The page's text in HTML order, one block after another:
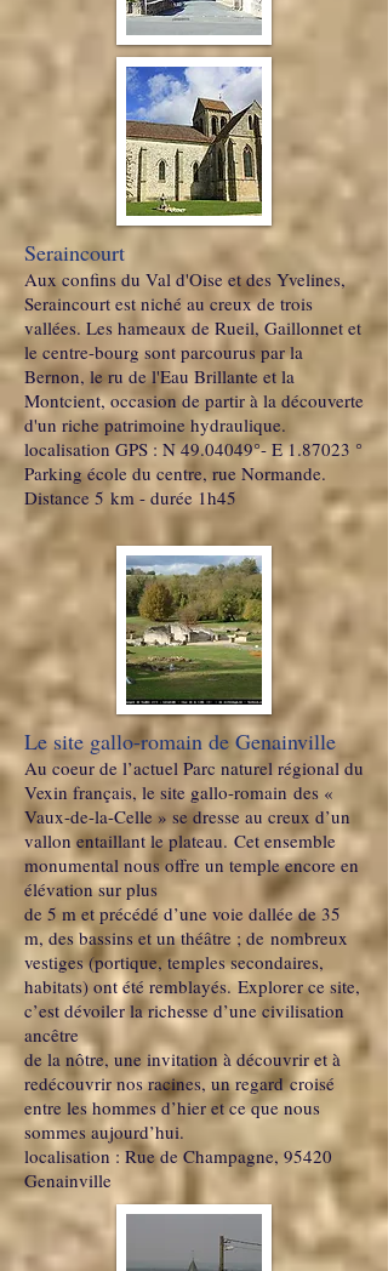
Seraincourt
Aux confins du Val d'Oise et des Yvelines,
Seraincourt est niché au creux de trois
vallées. Les hameaux de Rueil, Gaillonnet et
le centre-bourg sont parcourus par la
Bernon, le ru de l'Eau Brillante et la
Montcient, occasion de partir à la découverte
d'un riche patrimoine hydraulique.
localisation GPS : N 49.04049°- E 1.87023 °
Parking école du centre, rue Normande.
Distance 5 km - durée 1h45
Le site gallo-romain de Genainville
Au coeur de l’actuel Parc naturel régional du
Vexin français, le site gallo-romain des «
Vaux-de-la-Celle » se dresse au creux d’un
vallon entaillant le plateau. Cet ensemble
monumental nous offre un temple encore en
élévation sur plus
de 5 m et précédé d’une voie dallée de 35
m, des bassins et un théâtre ; de nombreux
vestiges (portique, temples secondaires,
habitats) ont été remblayés. Explorer ce site,
c’est dévoiler la richesse d’une civilisation
ancêtre
de la nôtre, une invitation à découvrir et à
redécouvrir nos racines, un regard croisé
entre les hommes d’hier et ce que nous
sommes aujourd’hui.
localisation : Rue de Champagne, 95420
Genainville